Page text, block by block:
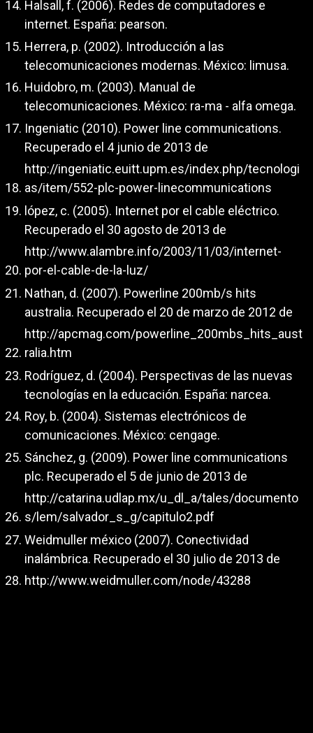
Halsall, f. (2006). Redes de computadores e
internet. España: pearson.
Herrera, p. (2002). Introducción a las
telecomunicaciones modernas. México: limusa.
Huidobro, m. (2003). Manual de
telecomunicaciones. México: ra-ma - alfa omega.
Ingeniatic (2010). Power line communications.
Recuperado el 4 junio de 2013 de
http://ingeniatic.euitt.upm.es/index.php/tecnologi
as/item/552-plc-power-linecommunications
lópez, c. (2005). Internet por el cable eléctrico.
Recuperado el 30 agosto de 2013 de
http://www.alambre.info/2003/11/03/internet-
por-el-cable-de-la-luz/
Nathan, d. (2007). Powerline 200mb/s hits
australia. Recuperado el 20 de marzo de 2012 de
http://apcmag.com/powerline_200mbs_hits_aust
ralia.htm
Rodríguez, d. (2004). Perspectivas de las nuevas
tecnologías en la educación. España: narcea.
Roy, b. (2004). Sistemas electrónicos de
comunicaciones. México: cengage.
Sánchez, g. (2009). Power line communications
plc. Recuperado el 5 de junio de 2013 de
http://catarina.udlap.mx/u_dl_a/tales/documento
s/lem/salvador_s_g/capitulo2.pdf
Weidmuller méxico (2007). Conectividad
inalámbrica. Recuperado el 30 julio de 2013 de
http://www.weidmuller.com/node/43288